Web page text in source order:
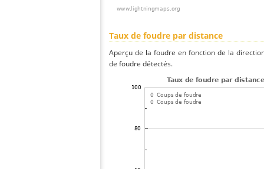
Taux de foudre par distance
Aperçu de la foudre en fonction de la
de foudre détectés.